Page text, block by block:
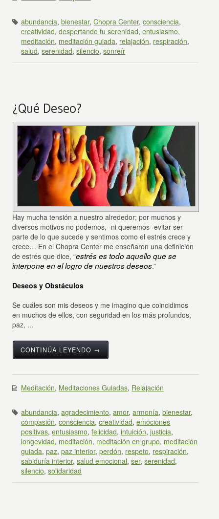
abundancia,bienestar,Chopra Center,consciencia,
creatividad,despertando tu serenidad,entusiasmo,
meditación, meditación guiada, relajación, respiración,
salud,serenidad,silencio,sonreír
¿Qué Deseo?
Hay mucha tensión a nuestro alrededor; por muchos y
diversos motivos no podemos, -ni queremos- evitar ser
parte de lo que sucede y sentimos como el estrés crece y
crece… En el Chopra Center me enseñaron una definición
de estrés que dice, “estrés es todo aquello que se
interpone en el logro de nuestros deseos.”
Deseos y Obstáculos
Se cuáles son mis deseos y me imagino que coincidimos
en muchos de ellos, con seguridad en los más profundos,
paz, ...
CONTINÚA LEYENDO →
Meditación, Meditaciones Guiadas, Relajación
abundancia,agradecimiento,amor,armonía,bienestar,
compasión,consciencia,creatividad,emociones
positivas,entusiasmo,felicidad,intuición,justicia,
longevidad, meditación, meditación en grupo, meditación
guiada,paz,paz interior,perdón, respeto, respiración,
sabiduría interior,salud emocional,ser,serenidad,
silencio,solidaridad